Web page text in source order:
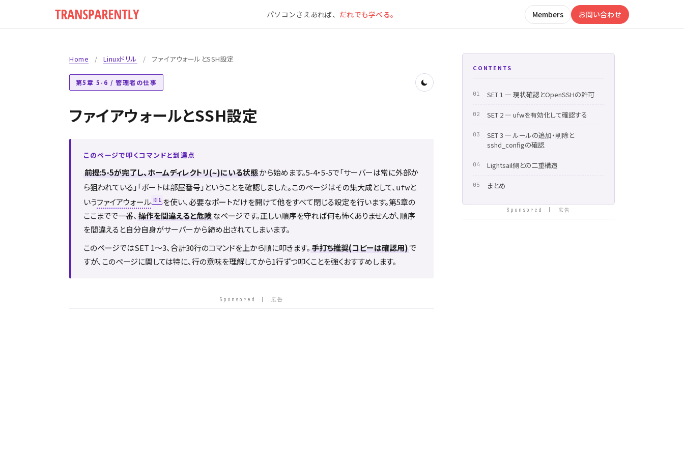
パソコンさえあれば、 だれでも学べる。 Members お問い合わせ
Home / Linuxドリル / ファイアウォールとSSH設定
第5章 5-6 / 管理者の仕事
ファイアウォールとSSH設定
このページで叩くコマンドと到達点
前提:5-5が完了し、ホームディレクトリ(~)にいる状態から始めます。5-4・5-5で「サーバーは常に外部か
ら狙われている」「ポートは部屋番号」ということを確認しました。このページはその集大成として、 ufwと
いうファイアウォール ※1 を使い、必要なポートだけを開けて他をすべて閉じる設定を行います。第5章の
ここまでで一番、 操作を間違えると危険なページです。正しい順序を守れば何も怖くありませんが、順序
を間違えると自分自身がサーバーから締め出されてしまいます。
このページではSET 1〜3、合計30行のコマンドを上から順に叩きます。 手打ち推奨(コピーは確認用)で
すが、このページに関しては特に、行の意味を理解してから1行ずつ叩くことを強くおすすめします。
CONTENTS
SET 1 ― 現状確認とOpenSSHの許可
SET 2 ― ufwを有効化して確認する
SET 3 ― ルールの追加・削除と
sshd_configの確認
Lightsail側との二重構造
まとめ